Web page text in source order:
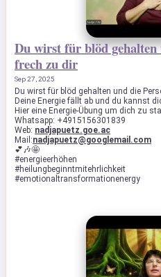
Du wirst für blöd
frech zu dir
Sep 27, 2025
Du wirst für blöd gehalten und die
Deine Energie fällt ab und du kannst
Hier eine Energie-Übung um dich zu
Whatsapp: +4915156301839
Web: nadjapuetz.goe.ac
Mail:nadjapuetz@googlemail.com
💕🎶🤩
#energieerhöhen
#heilungbeginntmitehrlichkeit
#emotionaltransformationenergy